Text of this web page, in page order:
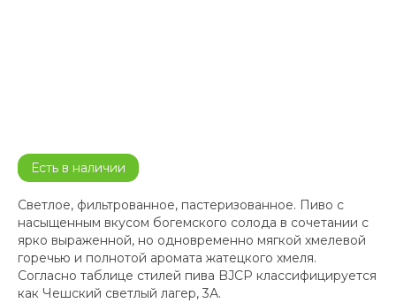
Есть в наличии
Светлое, фильтрованное, пастеризованное. Пиво с
насыщенным вкусом богемского солода в сочетании с
ярко выраженной, но одновременно мягкой хмелевой
горечью и полнотой аромата жатецкого хмеля.
Согласно таблице стилей пива BJCP классифицируется
как Чешский светлый лагер, 3А.